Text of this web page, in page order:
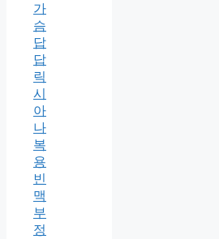
가
슴
답
답
릭
시
아
나
복
용
빈
맥
부
정